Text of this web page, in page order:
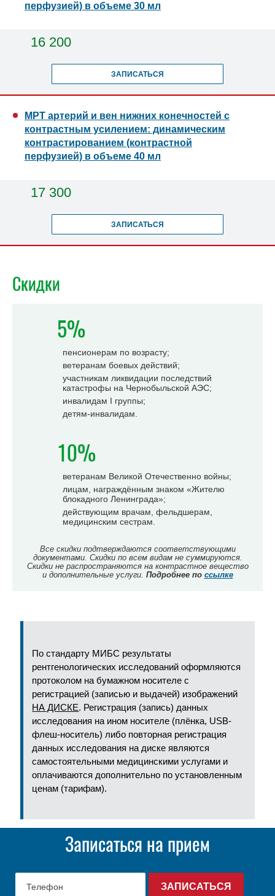
перфузией) в объеме 30 мл
16 200
ЗАПИСАТЬСЯ
МРТ артерий и вен нижних конечностей с
контрастным усилением: динамическим
контрастированием (контрастной
перфузией) в объеме 40 мл
17 300
ЗАПИСАТЬСЯ
Скидки
5%
пенсионерам по возрасту;
ветеранам боевых действий;
участникам ликвидации последствий
катастрофы на Чернобыльской АЭС;
инвалидам I группы;
детям-инвалидам.
10%
ветеранам Великой Отечественно войны;
лицам, награждённым знаком «Жителю
блокадного Ленинграда»;
действующим врачам, фельдшерам,
медицинским сестрам.
Все скидки подтверждаются соответствующими
документами. Скидки по всем видам не суммируются.
Скидки не распространяются на контрастное вещество
и дополнительные услуги. Подробнее по ссылке
По стандарту МИБС результаты
рентгенологических исследований оформляются
протоколом на бумажном носителе с
регистрацией (записью и выдачей) изображений
НА ДИСКЕ. Регистрация (запись) данных
исследования на ином носителе (плёнка, USB-
флеш-носитель) либо повторная регистрация
данных исследования на диске являются
самостоятельными медицинскими услугами и
оплачиваются дополнительно по установленным
ценам (тарифам).
Записаться на прием